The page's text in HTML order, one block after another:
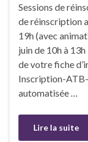
Sessions de
de réinscription
19h (avec
juin de 10h à
de votre fiche
Inscription-ATB-
automatisée …
Lire la suite